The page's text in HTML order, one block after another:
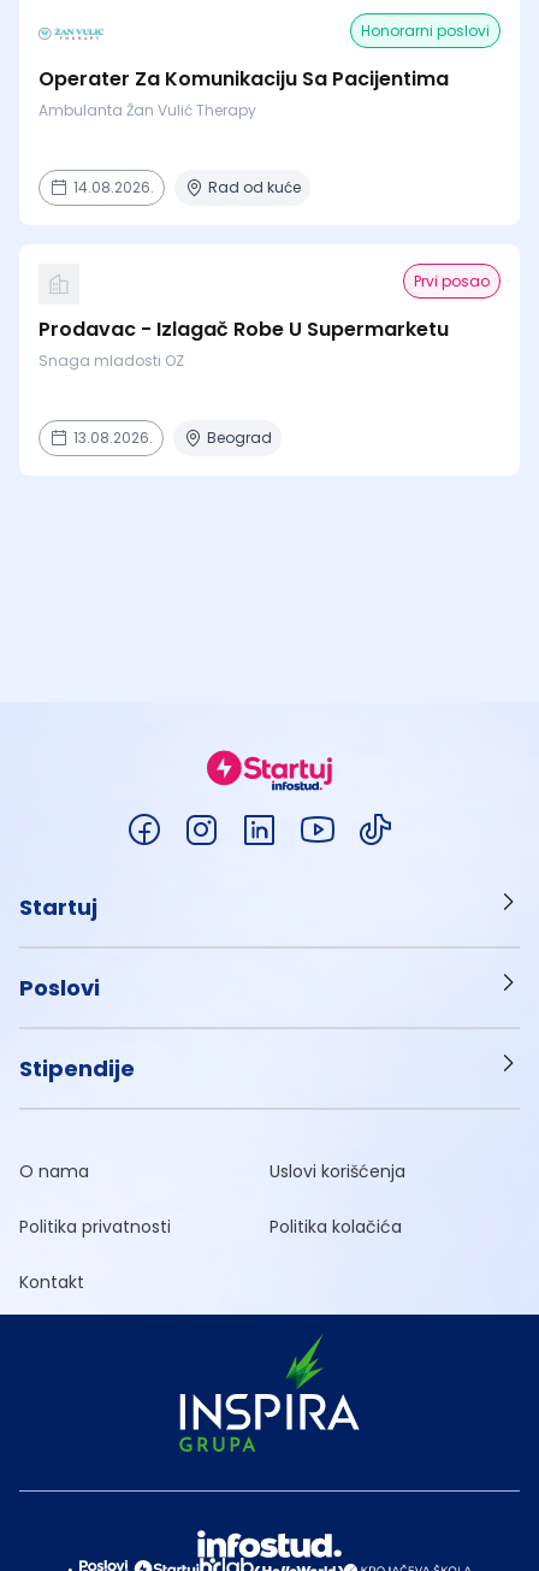
Honorarni poslovi
Operater Za Komunikaciju Sa Pacijentima
Ambulanta Žan Vulić Therapy
14.08.2026. Rad od kuće
Prvi posao
Prodavac - Izlagač Robe U Supermarketu
Snaga mladosti OZ
13.08.2026. Beograd
Startuj
Poslovi
Stipendije
O nama Uslovi korišćenja
Politika privatnosti Politika kolačića
Kontakt